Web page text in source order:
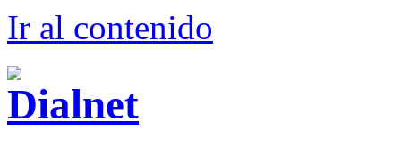
Ir al contenido